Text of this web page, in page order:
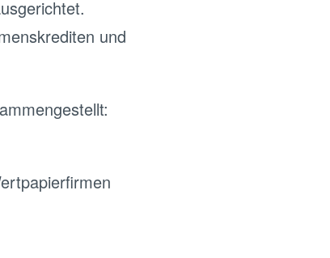
und